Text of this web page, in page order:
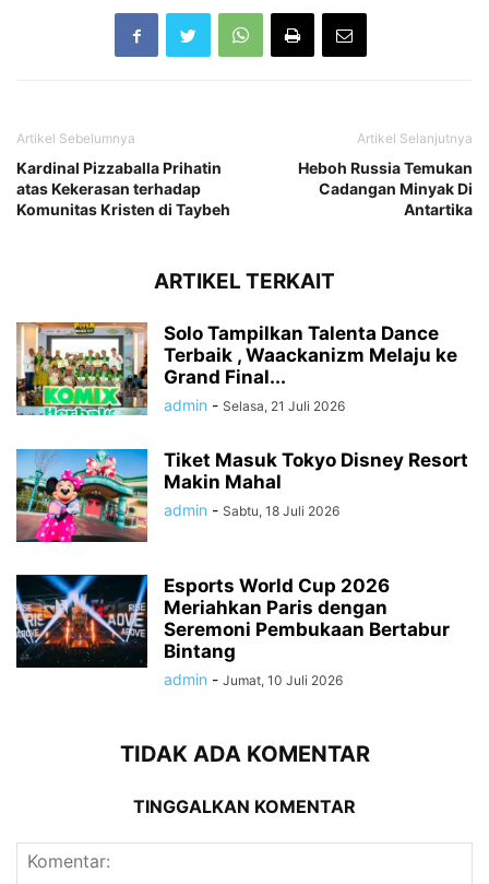
Artikel Sebelumnya
Kardinal Pizzaballa Prihatin
atas Kekerasan terhadap
Komunitas Kristen di Taybeh
Artikel Selanjutnya
Heboh Russia Temukan
Cadangan Minyak Di
Antartika
ARTIKEL TERKAIT
Solo Tampilkan Talenta Dance
Terbaik , Waackanizm Melaju ke
Grand Final...
admin - Selasa, 21 Juli 2026
Tiket Masuk Tokyo Disney Resort
Makin Mahal
admin - Sabtu, 18 Juli 2026
Esports World Cup 2026
Meriahkan Paris dengan
Seremoni Pembukaan Bertabur
Bintang
admin - Jumat, 10 Juli 2026
TIDAK ADA KOMENTAR
TINGGALKAN KOMENTAR